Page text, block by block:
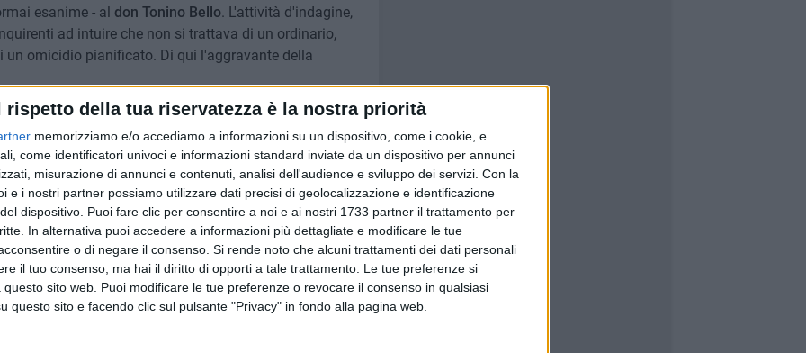
rispetto della tua riservatezza è la nostra priorità
memorizziamo e/o accediamo a informazioni su un dispositivo, come i cookie, e
come identificatori univoci e informazioni standard inviate da un dispositivo per annunci
misurazione di annunci e contenuti, analisi dell'audience e sviluppo dei servizi. Con la
e i nostri partner possiamo utilizzare dati precisi di geolocalizzazione e identificazione
dispositivo. Puoi fare clic per consentire a noi e ai nostri 1733 partner il trattamento per
In alternativa puoi accedere a informazioni più dettagliate e modificare le tue
o di negare il consenso. Si rende noto che alcuni trattamenti dei dati personali
il tuo consenso, ma hai il diritto di opporti a tale trattamento. Le tue preferenze si
sito web. Puoi modificare le tue preferenze o revocare il consenso in qualsiasi
questo sito e facendo clic sul pulsante "Privacy" in fondo alla pagina web.
esanime - al don Tonino Bello. L'attività d'indagine,
ad intuire che non si trattava di un ordinario,
omicidio pianificato. Di qui l'aggravante della
un 16enne, dopo avere fatto salire in un unaCitroen C4
«con la scusa di bere qualcosa insieme,
del male, impugnando due pistole e percuotendolo
La Forgia. Il giovane avrebbe riferito telefonicamente
picchiato e di venirlo a trovare in un posto indicato»
Giovanni XXIII, Camporeale e un 16enne sarebbero
il passamontagna - e dopo aver minacciato il
costringendolo a «stendersi sul marciapiede e
dopo si sarebbero appostati nelle vicinanze «in